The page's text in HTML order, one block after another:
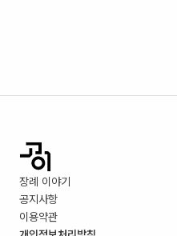
장례 이야기
공지사항
이용약관